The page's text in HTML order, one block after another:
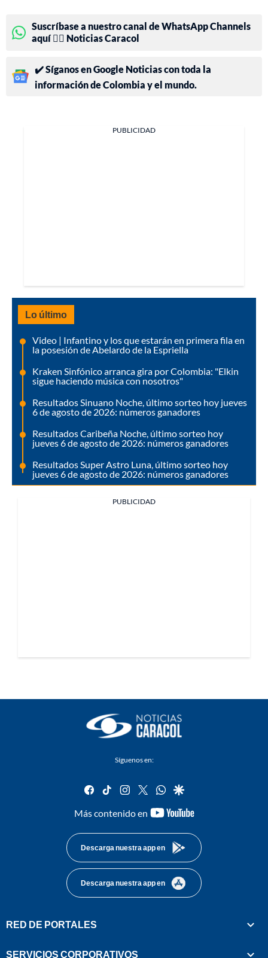
Suscríbase a nuestro canal de WhatsApp Channels
aquí 👉🏻 Noticias Caracol
✔️ Síganos en Google Noticias con toda la
información de Colombia y el mundo.
PUBLICIDAD
Lo último
Video | Infantino y los que estarán en primera fila en
la posesión de Abelardo de la Espriella
Kraken Sinfónico arranca gira por Colombia: "Elkin
sigue haciendo música con nosotros"
Resultados Sinuano Noche, último sorteo hoy jueves
6 de agosto de 2026: números ganadores
Resultados Caribeña Noche, último sorteo hoy
jueves 6 de agosto de 2026: números ganadores
Resultados Super Astro Luna, último sorteo hoy
jueves 6 de agosto de 2026: números ganadores
PUBLICIDAD
Síguenos en:
facebook
tiktok instagram
twitterwhatsapp
google
Más contenido en
youtube-
Descarga nuestra app en
Descarga nuestra app en
RED DE PORTALES
SERVICIOS CORPORATIVOS